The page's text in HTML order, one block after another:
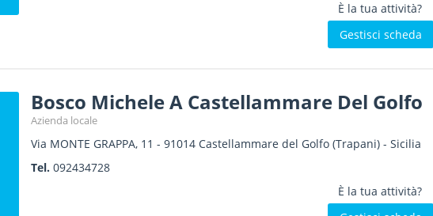
È la tua attività?
Gestisci scheda
Bosco Michele A Castellammare Del Golfo
Azienda locale
Via MONTE GRAPPA, 11 - 91014 Castellammare del Golfo(Trapani) - Sicilia
Tel. 092434728
È la tua attività?